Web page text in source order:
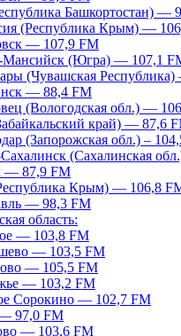
Башкортостан) —
(Республика Крым) —
— 107,9 FM
(Югра) — 107,1
(Чувашская
— 88,4 FM
(Вологодская обл.) —
край) — 87,6
(Запорожская обл.) –
(Сахалинская
— 87,9 FM
Крым) — 106,8
— 98,3 FM
область:
— 103,8 FM
— 103,5 FM
— 105,5 FM
— 103,2 FM
Сорокино — 102,7 FM
97,0 FM
— 103,6 FM